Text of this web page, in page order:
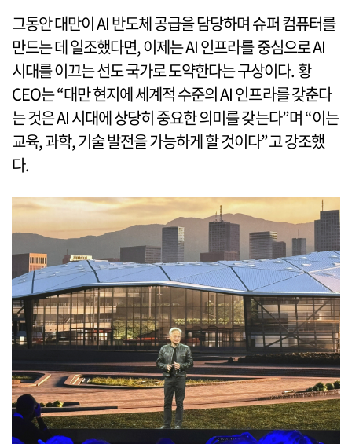
그동안 대만이 AI 반도체 공급을 담당하며 슈퍼 컴퓨터를
만드는 데 일조했다면, 이제는 AI 인프라를 중심으로 AI
시대를 이끄는 선도 국가로 도약한다는 구상이다. 황
CEO는 “대만 현지에 세계적 수준의 AI 인프라를 갖춘다
는 것은 AI 시대에 상당히 중요한 의미를 갖는다”며 “이는
교육, 과학, 기술 발전을 가능하게 할 것이다”고 강조했
다.